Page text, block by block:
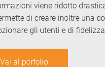
viene ridotto
di creare inoltre una
gli utenti e di
Vai al porfolio